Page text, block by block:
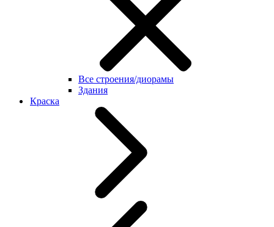
Все строения/диорамы
Здания
Краска